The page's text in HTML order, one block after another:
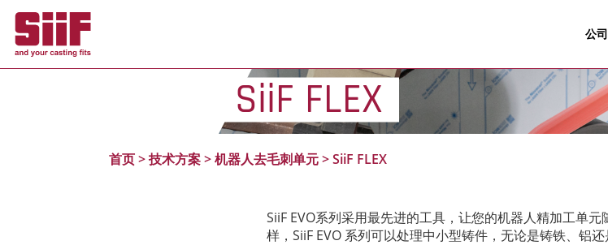
公
SiiF FLEX
首页>技术方案>机器人去毛刺单元>SiiF FLEX
SiiF EVO系列采用最先进的工具，让您的机器人精加工单元
样，SiiF EVO 系列可以处理中小型铸件，无论是铸铁、铝还
Cookie管理面板